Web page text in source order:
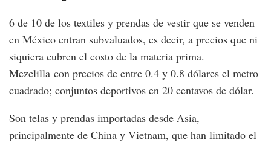
6 de 10 de los textiles y prendas de vestir que se venden
en México entran subvaluados, es decir, a precios que ni
siquiera cubren el costo de la materia prima.
Mezclilla con precios de entre 0.4 y 0.8 dólares el metro
cuadrado; conjuntos deportivos en 20 centavos de dólar.
Son telas y prendas importadas desde Asia,
principalmente de China y Vietnam, que han limitado el